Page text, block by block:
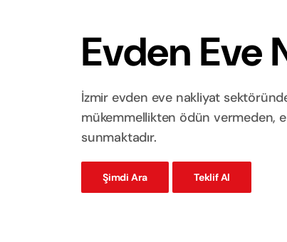
Evden Eve
İzmir evden eve nakliyat
mükemmellikten ödün vermeden,
sunmaktadır.
Şimdi Ara Teklif Al